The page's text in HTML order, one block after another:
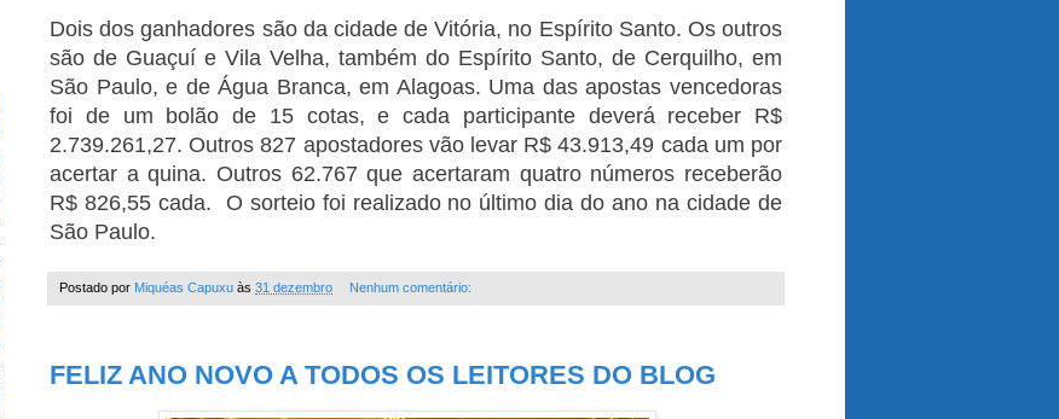
Dois dos ganhadores são da cidade de Vitória, no Espírito Santo. Os outros
são de Guaçuí e Vila Velha, também do Espírito Santo, de Cerquilho, em
São Paulo, e de Água Branca, em Alagoas. Uma das apostas vencedoras
foi de um bolão de 15 cotas, e cada participante deverá receber R$
2.739.261,27. Outros 827 apostadores vão levar R$ 43.913,49 cada um por
acertar a quina. Outros 62.767 que acertaram quatro números receberão
R$ 826,55 cada. O sorteio foi realizado no último dia do ano na cidade de
São Paulo.
Postado por Miquéas Capuxu às 31 dezembro Nenhum comentário:
FELIZ ANO NOVO A TODOS OS LEITORES DO BLOG